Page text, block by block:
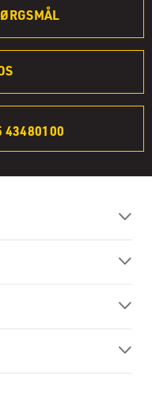
43480100